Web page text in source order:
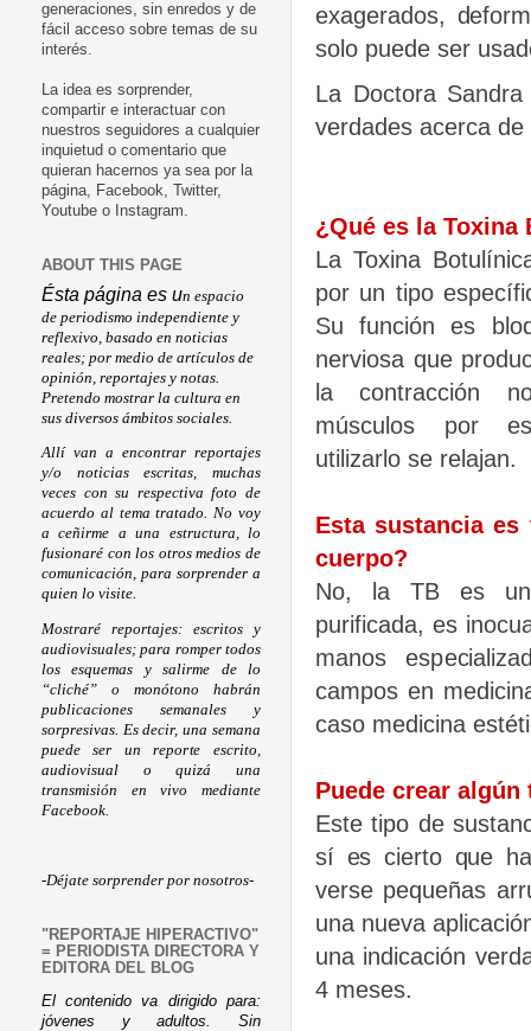
exagerados,
solo puede ser
La Doctora
verdades acerca
¿Qué es la Toxina
La Toxina
por un tipo
Su función es
nerviosa que
la contracción
músculos por
utilizarlo se relajan.
Esta sustancia
cuerpo?
No, la TB es
purificada, es
manos
campos en
caso medicina
Puede crear
Este tipo de
sí es cierto que
verse pequeñas
una nueva
una indicación
4 meses.
generaciones, sin enredos y de
fácil acceso sobre temas de su
interés.
La idea es sorprender,
compartir e interactuar con
nuestros seguidores a cualquier
inquietud o comentario que
quieran hacernos ya sea por la
página, Facebook, Twitter,
Youtube o Instagram.
ABOUT THIS PAGE
Ésta página es un espacio
de periodismo independiente y
reflexivo, basado en noticias
reales; por medio de artículos de
opinión, reportajes y notas.
Pretendo mostrar la cultura en
sus diversos ámbitos sociales.
Allí van a encontrar reportajes
y/o noticias escritas, muchas
veces con su respectiva foto de
acuerdo al tema tratado. No voy
a ceñirme a una estructura, lo
fusionaré con los otros medios de
comunicación, para sorprender a
quien lo visite.
Mostraré reportajes: escritos y
audiovisuales; para romper todos
los esquemas y salirme de lo
“cliché” o monótono habrán
publicaciones semanales y
sorpresivas. Es decir, una semana
puede ser un reporte escrito,
audiovisual o quizá una
transmisión en vivo mediante
Facebook.
-Déjate sorprender por nosotros-
"REPORTAJE HIPERACTIVO"
= PERIODISTA DIRECTORA Y
EDITORA DEL BLOG
El contenido va dirigido para:
jóvenes y adultos. Sin